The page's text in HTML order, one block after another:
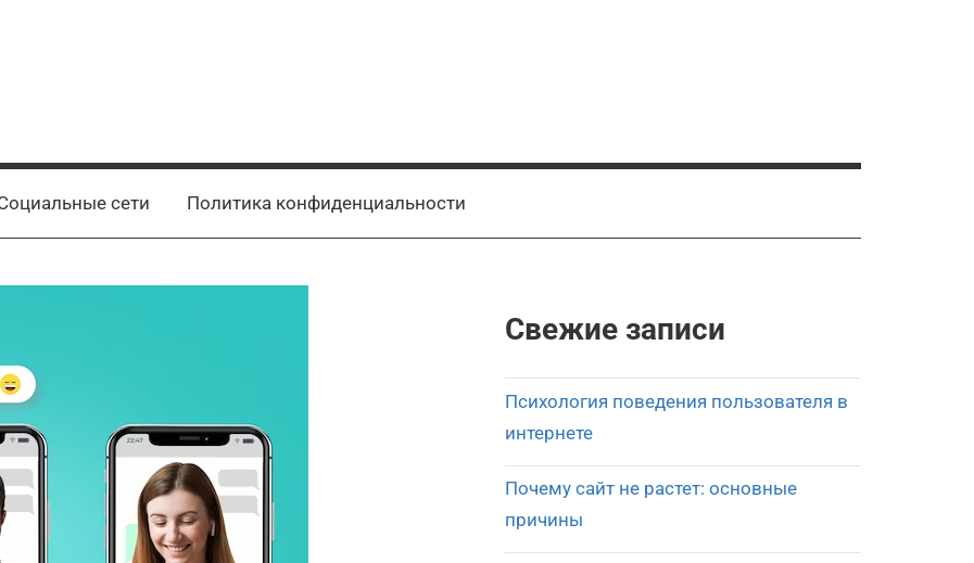
сети Политика конфиденциальности
Свежие записи
Психология поведения пользователя в
интернете
Почему сайт не растет: основные
причины